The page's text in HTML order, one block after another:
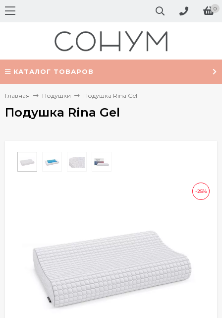
0
КАТАЛОГ ТОВАРОВ
Главная Подушки Подушка Rina Gel
Подушка Rina Gel
-25%